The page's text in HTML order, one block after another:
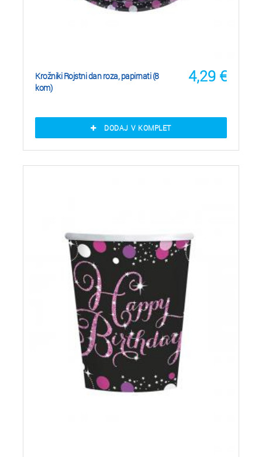
4,29 €
Krožniki Rojstni dan roza, papirnati (8
kom)
DODAJ V KOMPLET